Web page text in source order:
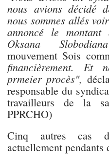
nous avions décidé
nous sommes allés
annoncé le
Oksana
mouvement Sois
financièrement. Et
prmeier procès",
responsable du
travailleurs de la
PPRCHO)
Cinq autres cas
actuellement pendants